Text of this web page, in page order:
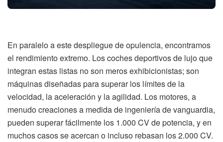
En paralelo a este despliegue de opulencia, encontramos
el rendimiento extremo. Los coches deportivos de lujo que
integran estas listas no son meros exhibicionistas; son
máquinas diseñadas para superar los límites de la
velocidad, la aceleración y la agilidad. Los motores, a
menudo creaciones a medida de ingeniería de vanguardia,
pueden superar fácilmente los 1.000 CV de potencia, y en
muchos casos se acercan o incluso rebasan los 2.000 CV.